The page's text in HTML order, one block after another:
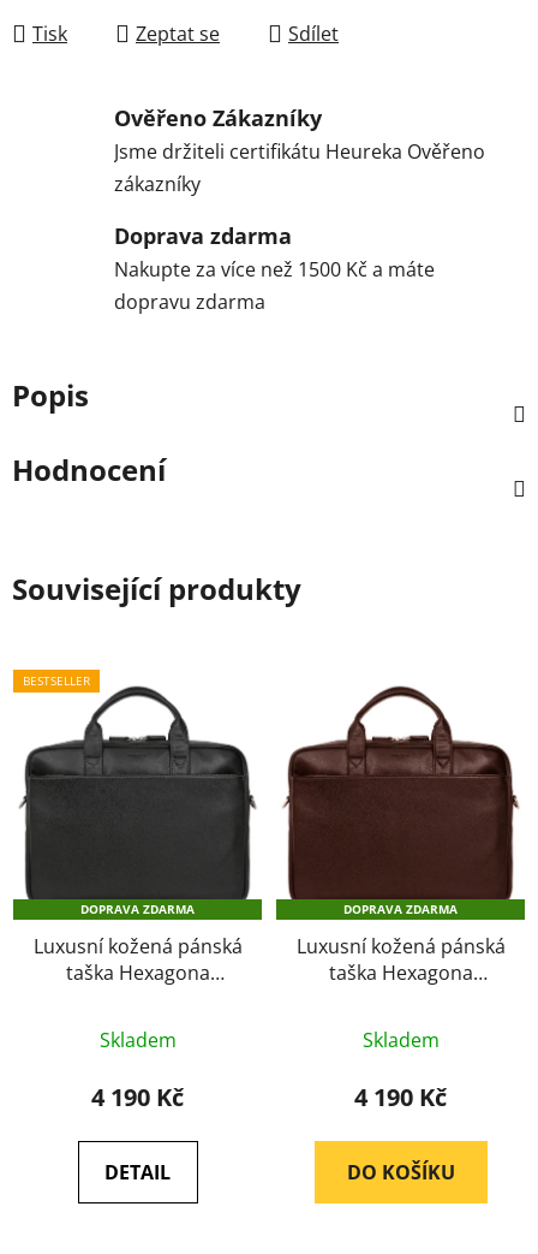
Tisk Zeptat se Sdílet
Ověřeno Zákazníky
Jsme držiteli certifikátu Heureka Ověřeno
zákazníky
Doprava zdarma
Nakupte za více než 1500 Kč a máte
dopravu zdarma
Popis
Hodnocení
Související produkty
BESTSELLER
DOPRAVA ZDARMA
Luxusní kožená pánská
taška Hexagona
hodnocení
produktu
4,8
z
Skladem
4 190 Kč
DETAIL
DOPRAVA ZDARMA
Luxusní kožená pánská
taška Hexagona
Skladem
4 190 Kč
DO KOŠÍKU